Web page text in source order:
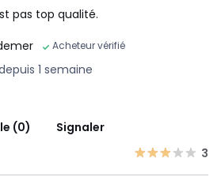
pas top qualité.
Acheteur vérifié
1 semaine
(0)
Signaler
3